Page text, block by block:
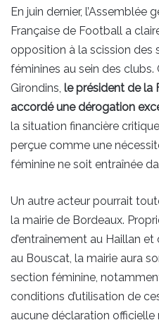
En juin dernier, l’Assemblée
Française de Football a
opposition à la scission des
féminines au sein des
Girondins, le président de la
accordé une dérogation
la situation financière
perçue comme une
féminine ne soit entraînée
Un autre acteur pourrait
la mairie de Bordeaux.
d’entraînement au Haillan
au Bouscat, la mairie aura
section féminine,
conditions d’utilisation de
aucune déclaration officielle